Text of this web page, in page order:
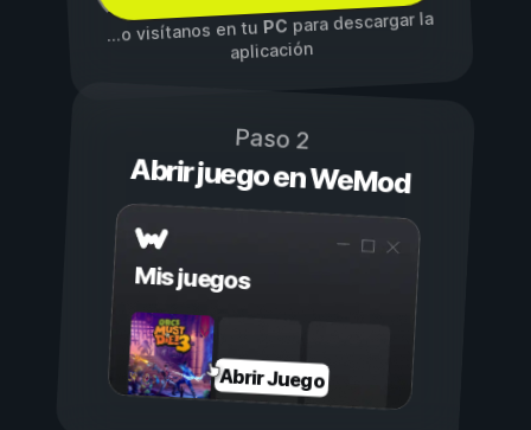
...o visítanos en tuPCpara descargar la
aplicación
Paso 2
Abrir juego en WeMod
Mis juegos
Abrir Juego